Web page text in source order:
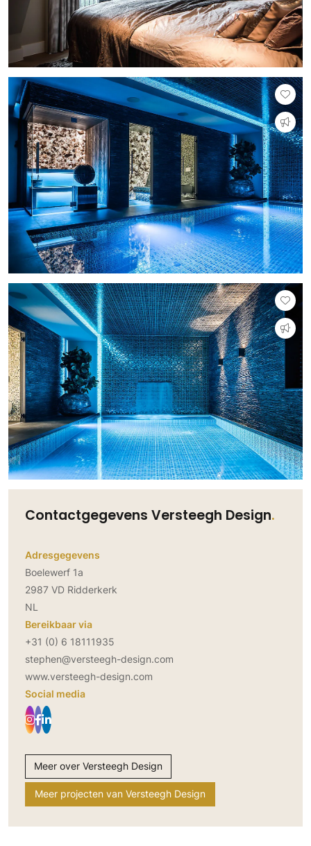
Contactgegevens Versteegh Design
Adresgegevens
Boelewerf 1a
2987 VD Ridderkerk
NL
Bereikbaar via
+31 (0) 6 18111935
stephen@versteegh-design.com
www.versteegh-design.com
Social media
Meer over Versteegh Design
Meer projecten van Versteegh Design